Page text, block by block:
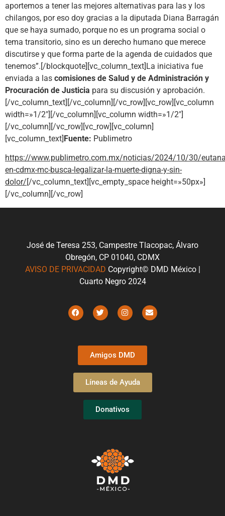
aportemos a tener las mejores alternativas para las y los
chilangos, por eso doy gracias a la diputada Diana Barragán
que se haya sumado, porque no es un programa social o
tema transitorio, sino es un derecho humano que merece
discutirse y que forma parte de la agenda de cuidados que
tenemos”.[/blockquote][vc_column_text]La iniciativa fue
enviada a las comisiones de Salud y de Administración y
Procuración de Justicia para su discusión y aprobación.
[/vc_column_text][/vc_column][/vc_row][vc_row][vc_column
width=»1/2″][/vc_column][vc_column width=»1/2″]
[/vc_column][/vc_row][vc_row][vc_column]
[vc_column_text]Fuente: Publimetro
https://www.publimetro.com.mx/noticias/2024/10/30/
en-cdmx-mc-busca-legalizar-la-muerte-digna-y-sin-
dolor/ [/vc_column_text][vc_empty_space height=»50px»]
[/vc_column][/vc_row]
José de Teresa 253, Campestre Tlacopac, Álvaro
Obregón, CP 01040, CDMX
AVISO DE PRIVACIDAD Copyright© DMD México |
Cuarto Negro 2024
Amigos DMD
Líneas de Ayuda
Donativos